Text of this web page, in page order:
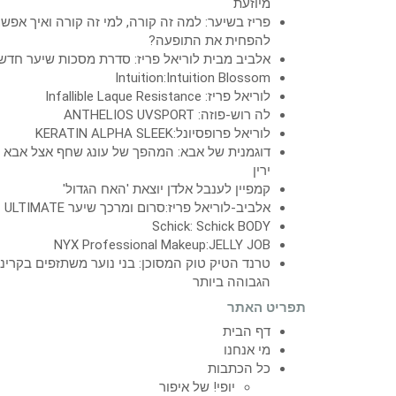
מיוזעת
פריז בשיער: למה זה קורה, למי זה קורה ואיך
להפחית את התופעה?
אלביב מבית לוריאל פריז: סדרת מסכות שיער
Intuition:Intuition Blossom
לוריאל פריז: Infallible Laque Resistance
לה רוש-פוזה: ANTHELIOS UVSPORT
לוריאל פרופסיונל:KERATIN ALPHA SLEEK
דוגמנית של אבא: המהפך של עונג שחף אצל אבא
ירין
קמפיין לענבל אלדן יוצאת 'האח הגדול'
אלביב-לוריאל פריז:סרום ומרכך שיער ULTIMATE
Schick: Schick BODY
NYX Professional Makeup:JELLY JOB
טרנד הטיק טוק המסוכן: בני נוער משתזפים
הגבוהה ביותר
תפריט האתר
דף הבית
מי אנחנו
כל הכתבות
יופי! של איפור